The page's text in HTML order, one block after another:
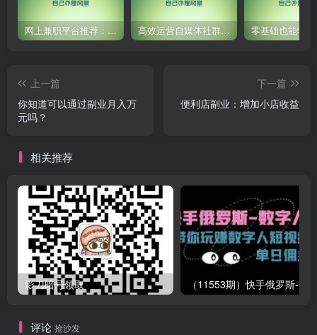
网上兼职平台推荐：国外网赚任务！ 高效运营自媒体社群，让内容更有价值！
上一篇
你知道可以通过副业月入万
元吗？
下一篇
便利店副业：增加小店收益
相关推荐
影刀暗号领取
评论 抢沙发